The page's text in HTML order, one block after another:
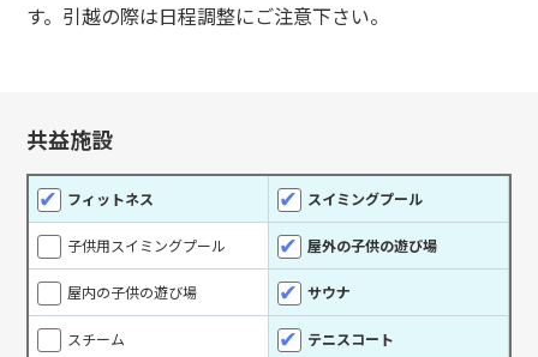
す。引越の際は日程調整にご注意下さい。
共益施設
フィットネス スイミングプール
子供用スイミングプール 屋外の子供の遊び場
屋内の子供の遊び場 サウナ
スチーム テニスコート